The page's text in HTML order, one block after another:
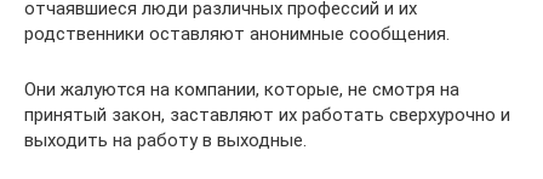
отчаявшиеся люди различных профессий и их
родственники оставляют анонимные сообщения.
Они жалуются на компании, которые, не смотря на
принятый закон, заставляют их работать сверхурочно и
выходить на работу в выходные.